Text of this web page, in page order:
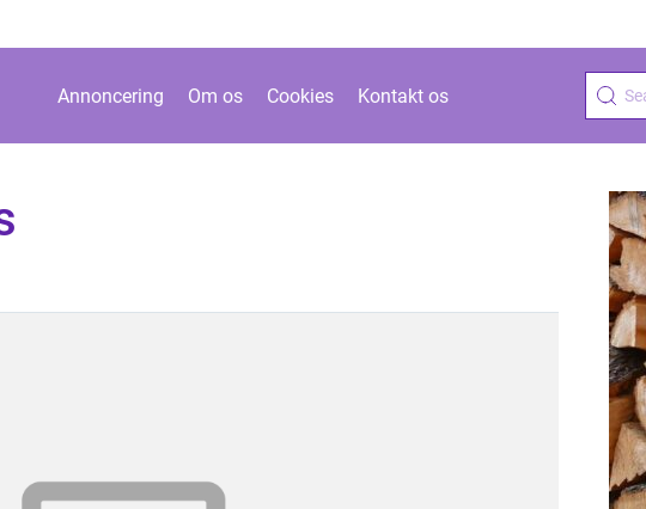
Annoncering Om os Cookies Kontakt os